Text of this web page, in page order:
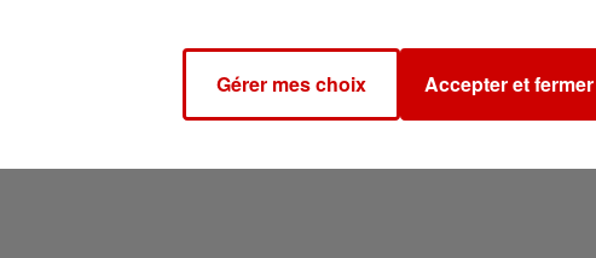
Gérer mes choix Accepter et fermer